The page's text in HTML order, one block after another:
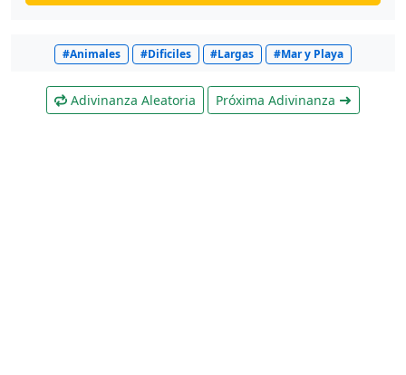
#Animales #Dificiles #Largas #Mar y Playa
Adivinanza Aleatoria Próxima Adivinanza